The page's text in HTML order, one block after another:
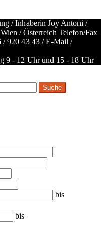
/ Inhaberin Joy Antoni /
/ Österreich Telefon/Fax
/ 920 43 43 / E-Mail /
9 - 12 Uhr und 15 - 18 Uhr
bis
bis